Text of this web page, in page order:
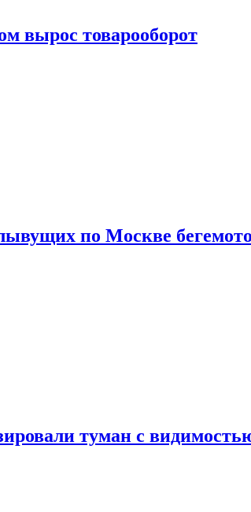
вырос товарооборот
по Москве
туман с